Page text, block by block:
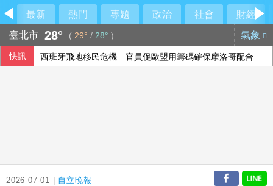
最新 熱門 專題 政治 社會
財經
臺北市 28° ( 29° / 28° ) 氣象
快訊 西班牙飛地移民危機 官員促歐盟用籌碼確保摩洛哥配合
2026-07-01 | 自立晚報